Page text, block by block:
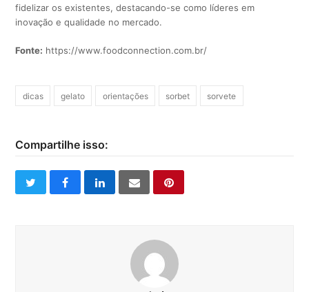
fidelizar os existentes, destacando-se como líderes em
inovação e qualidade no mercado.
Fonte: https://www.foodconnection.com.br/
dicas gelato orientações sorbet sorvete
Compartilhe isso:
twitterfacebooklinkedinemail pinterest